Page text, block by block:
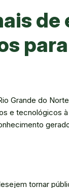
de
Grande do
e tecnológicos à
tornar